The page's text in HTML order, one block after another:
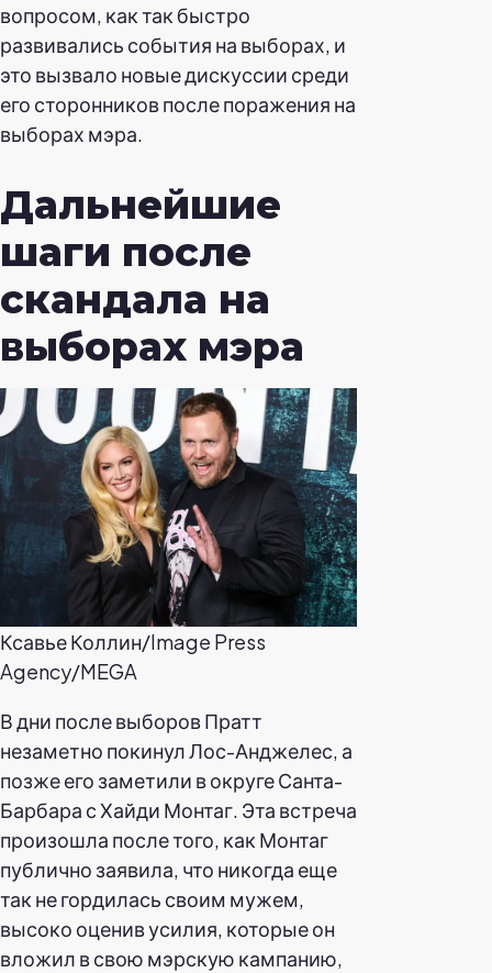
вопросом, как так быстро
развивались события на выборах, и
это вызвало новые дискуссии среди
его сторонников после поражения на
выборах мэра.
Дальнейшие
шаги после
скандала на
выборах мэра
Ксавье Коллин/Image Press
Agency/MEGA
В дни после выборов Пратт
незаметно покинул Лос-Анджелес, а
позже его заметили в округе Санта-
Барбара с Хайди Монтаг. Эта встреча
произошла после того, как Монтаг
публично заявила, что никогда еще
так не гордилась своим мужем,
высоко оценив усилия, которые он
вложил в свою мэрскую кампанию,